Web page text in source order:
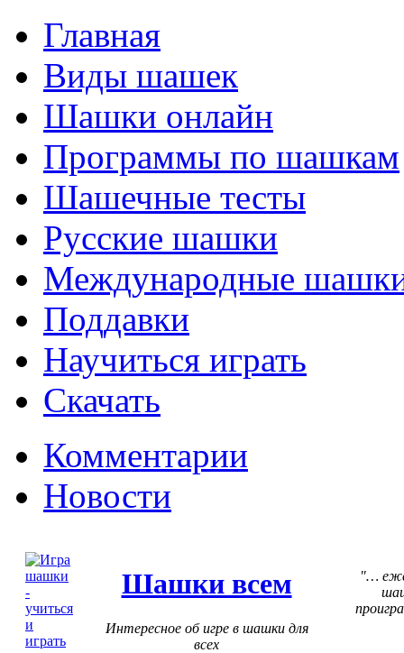
Главная
Виды шашек
Шашки онлайн
Программы по шашкам
Шашечные тесты
Русские шашки
Международные
Поддавки
Научиться играть
Скачать
Комментарии
Новости
Шашки всем
Интересное об игре в шашки для
всех
…